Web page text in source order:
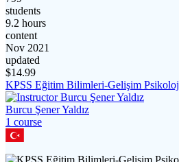
students
9.2 hours
content
Nov 2021
updated
$14.99
KPSS Eğitim Bilimleri-Gelişim
Burcu Şener Yaldız
1 course